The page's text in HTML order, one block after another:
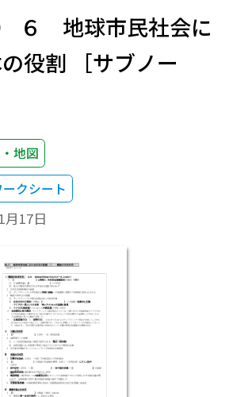
６ 地球市民社会に
役割 ［サブノー
地図
クシート
月17日